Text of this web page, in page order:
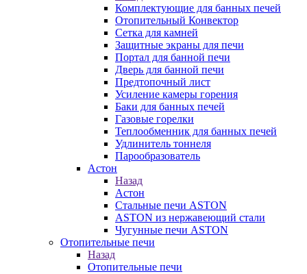
Комплектующие для банных печей
Отопительный Конвектор
Сетка для камней
Защитные экраны для печи
Портал для банной печи
Дверь для банной печи
Предтопочный лист
Усиление камеры горения
Баки для банных печей
Газовые горелки
Теплообменник для банных печей
Удлинитель тоннеля
Парообразователь
Астон
Назад
Астон
Стальные печи ASTON
ASTON из нержавеющий стали
Чугунные печи ASTON
Отопительные печи
Назад
Отопительные печи